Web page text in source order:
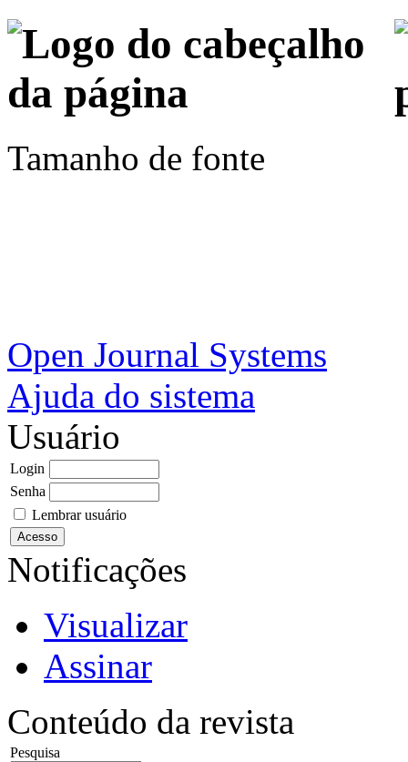
Tamanho de fonte
Open Journal Systems
Ajuda do sistema
Usuário
Login
Senha
Lembrar usuário
Notificações
Visualizar
Assinar
Conteúdo da revista
Pesquisa